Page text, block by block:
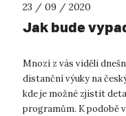
23 / 09 / 2020
Jak bude
Mnozí z vás viděli
distanční výuky na
kde je možné zjistit
programům. K podobě